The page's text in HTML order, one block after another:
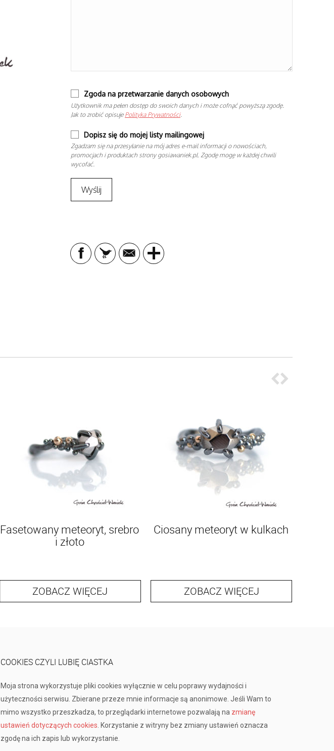
Zgoda na przetwarzanie danych osobowych
Użytkownik ma pełen dostęp do swoich danych i może cofnąć powyższą zgodę.
Jak to zrobić opisuje Polityka Prywatności.
Dopisz się do mojej listy mailingowej
Zgadzam się na przesyłanie na mój adres e-mail informacji o nowościach,
promocjach i produktach strony gosiawaniek.pl. Zgodę mogę w każdej chwili
wycofać.
Fasetowany meteoryt, srebro
i złoto
ZOBACZ WIĘCEJ
Ciosany meteoryt w kulkach
ZOBACZ WIĘCEJ
COOKIES CZYLI LUBIĘ CIASTKA
Moja strona wykorzystuje pliki cookies wyłącznie w celu poprawy wydajności i
użyteczności serwisu. Zbierane przeze mnie informacje są anonimowe. Jeśli Wam to
mimo wszystko przeszkadza, to przeglądarki internetowe pozwalają na zmianę
ustawień dotyczących cookies . Korzystanie z witryny bez zmiany ustawień oznacza
zgodę na ich zapis lub wykorzystanie.